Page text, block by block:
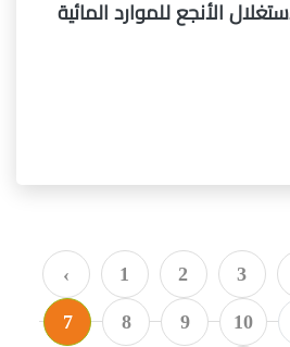
الأنجع للموارد المائية
‹ 1 2 3
7 8 9 10